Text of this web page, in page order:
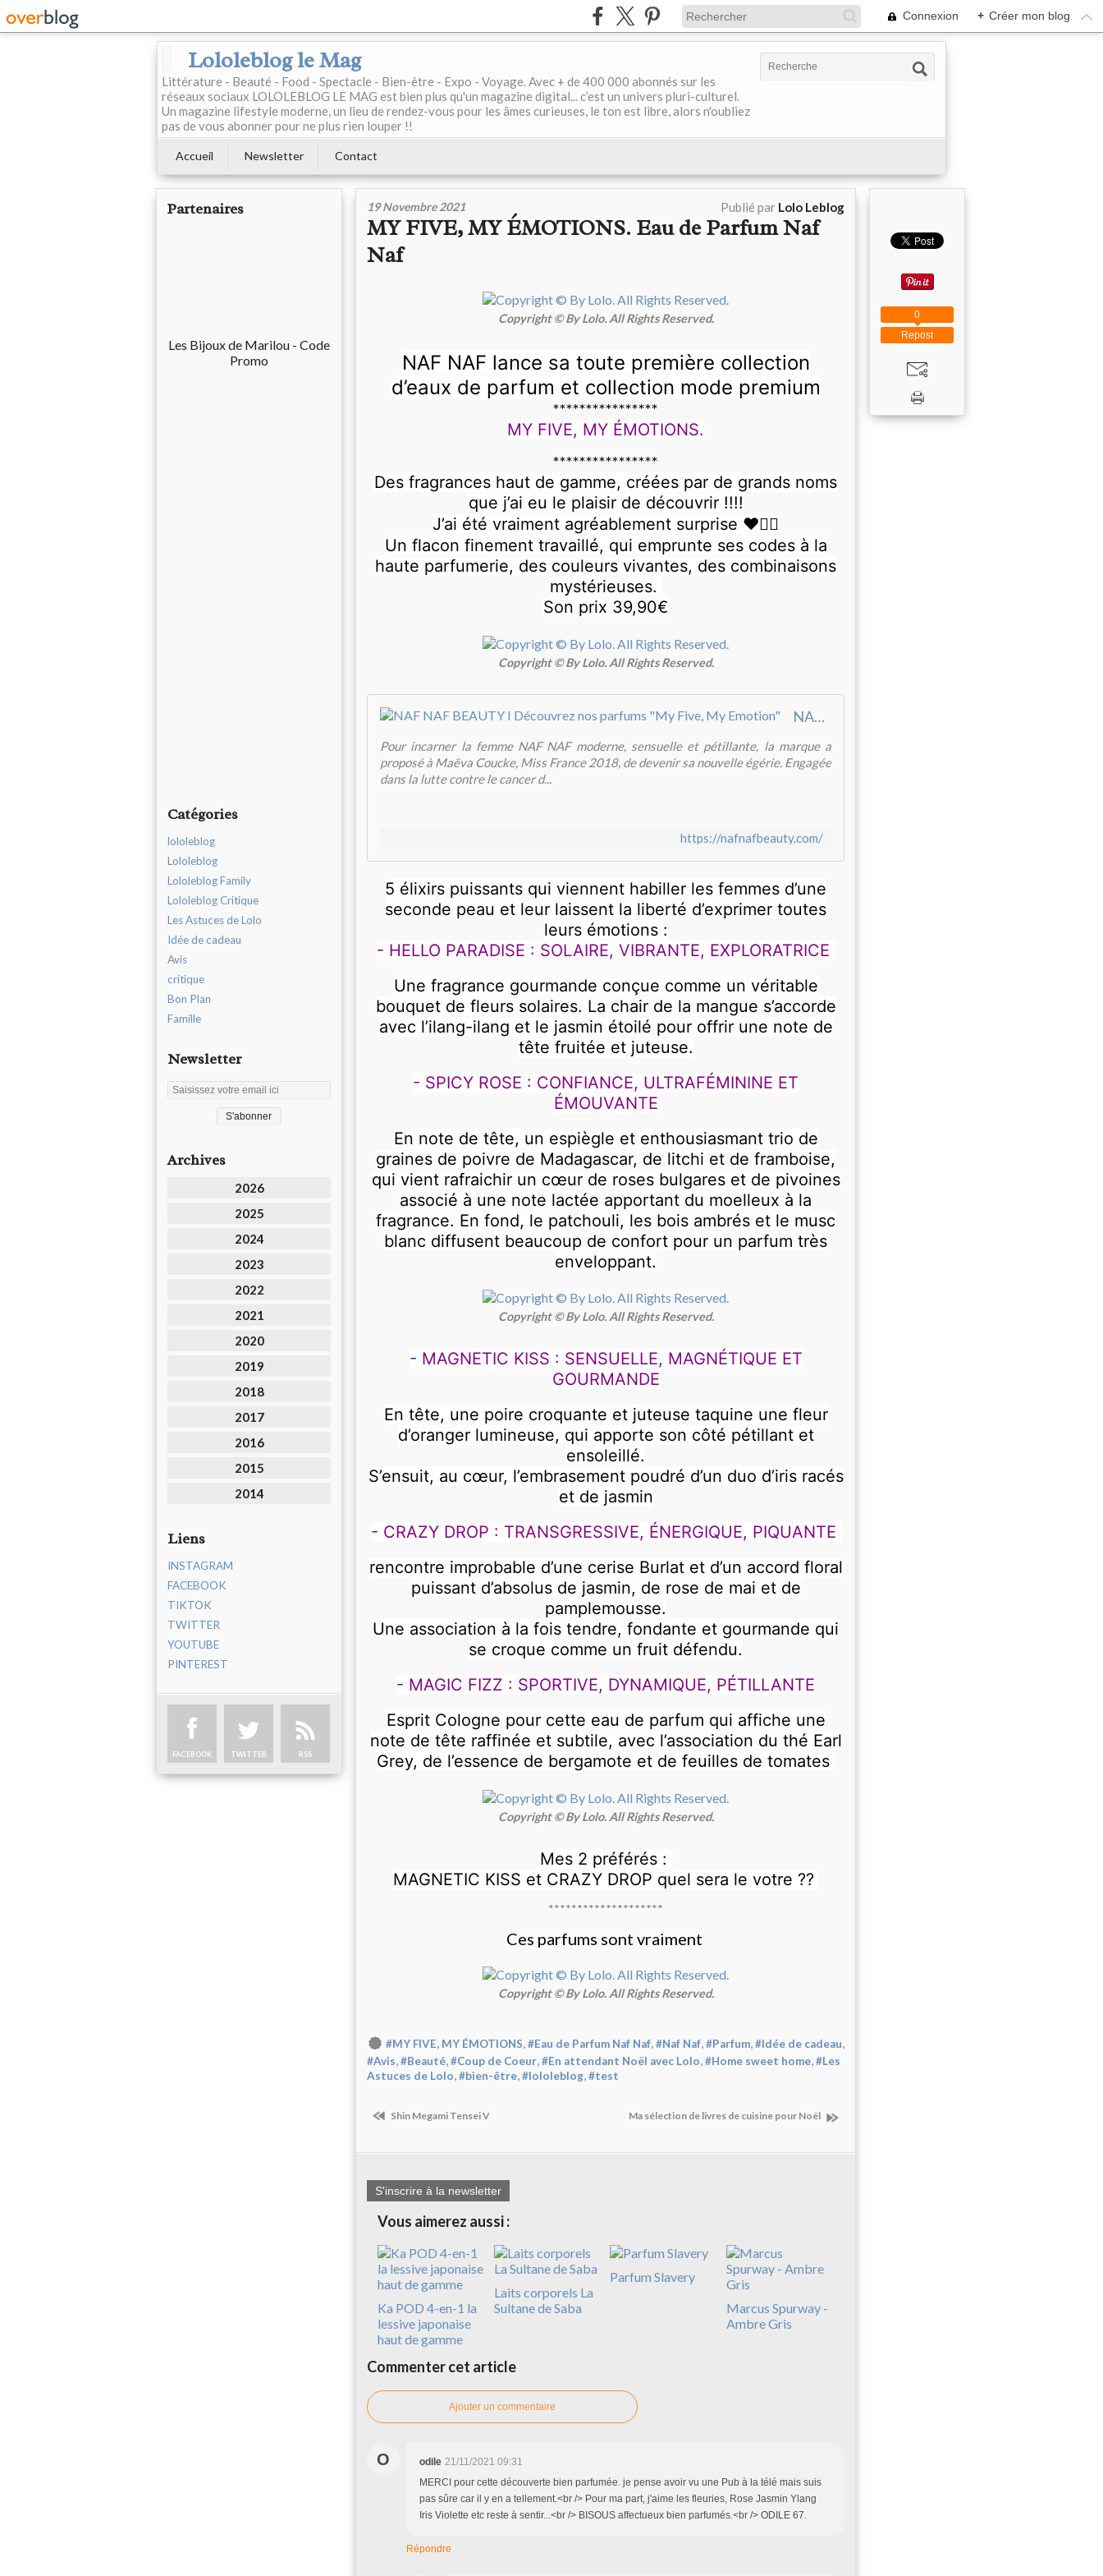
Connexion + Créer mon blog
Lololeblog le Mag
Littérature - Beauté - Food - Spectacle - Bien-être - Expo - Voyage. Avec + de 400 000 abonnés sur les
réseaux sociaux LOLOLEBLOG LE MAG est bien plus qu'un magazine digital... c’est un univers pluri-culturel.
Un magazine lifestyle moderne, un lieu de rendez-vous pour les âmes curieuses, le ton est libre, alors n'oubliez
pas de vous abonner pour ne plus rien louper !!
Accueil Newsletter Contact
Partenaires
Les Bijoux de Marilou - Code
Promo
Catégories
lololeblog
Lololeblog
Lololeblog Family
Lololeblog Critique
Les Astuces de Lolo
Idée de cadeau
Avis
critique
Bon Plan
Famille
Newsletter
Archives
2026
2025
2024
2023
2022
2021
2020
2019
2018
2017
2016
2015
2014
Liens
INSTAGRAM
FACEBOOK
TIKTOK
TWITTER
YOUTUBE
PINTEREST
FACEBOOK TWITTER RSS
19 Novembre 2021 Publié par Lolo Leblog
MY FIVE, MY ÉMOTIONS. Eau de Parfum Naf
Naf
Copyright © By Lolo. All Rights Reserved.
NAF NAF lance sa toute première collection
d’eaux de parfum et collection mode premium
****************
MY FIVE, MY ÉMOTIONS.
****************
Des fragrances haut de gamme, créées par de grands noms
que j’ai eu le plaisir de découvrir !!!!
J’ai été vraiment agréablement surprise ❤️👍🏻
Un flacon finement travaillé, qui emprunte ses codes à la
haute parfumerie, des couleurs vivantes, des combinaisons
mystérieuses.
Son prix 39,90€
Copyright © By Lolo. All Rights Reserved.
NAF NAF BEAUTY I Découvrez nos parfums "My Five, My Emotion"
Pour incarner la femme NAF NAF moderne, sensuelle et pétillante, la marque a
proposé à Maëva Coucke, Miss France 2018, de devenir sa nouvelle égérie. Engagée
dans la lutte contre le cancer d...
https://nafnafbeauty.com/
5 élixirs puissants qui viennent habiller les femmes d’une
seconde peau et leur laissent la liberté d’exprimer toutes
leurs émotions :
- HELLO PARADISE : SOLAIRE, VIBRANTE, EXPLORATRICE
Une fragrance gourmande conçue comme un véritable
bouquet de fleurs solaires. La chair de la mangue s’accorde
avec l’ilang-ilang et le jasmin étoilé pour offrir une note de
tête fruitée et juteuse.
- SPICY ROSE : CONFIANCE, ULTRAFÉMININE ET
ÉMOUVANTE
En note de tête, un espiègle et enthousiasmant trio de
graines de poivre de Madagascar, de litchi et de framboise,
qui vient rafraichir un cœur de roses bulgares et de pivoines
associé à une note lactée apportant du moelleux à la
fragrance. En fond, le patchouli, les bois ambrés et le musc
blanc diffusent beaucoup de confort pour un parfum très
enveloppant.
Copyright © By Lolo. All Rights Reserved.
- MAGNETIC KISS : SENSUELLE, MAGNÉTIQUE ET
GOURMANDE
En tête, une poire croquante et juteuse taquine une fleur
d’oranger lumineuse, qui apporte son côté pétillant et
ensoleillé.
S’ensuit, au cœur, l’embrasement poudré d’un duo d’iris racés
et de jasmin
- CRAZY DROP : TRANSGRESSIVE, ÉNERGIQUE, PIQUANTE
rencontre improbable d’une cerise Burlat et d’un accord floral
puissant d’absolus de jasmin, de rose de mai et de
pamplemousse.
Une association à la fois tendre, fondante et gourmande qui
se croque comme un fruit défendu.
- MAGIC FIZZ : SPORTIVE, DYNAMIQUE, PÉTILLANTE
Esprit Cologne pour cette eau de parfum qui affiche une
note de tête raffinée et subtile, avec l’association du thé Earl
Grey, de l’essence de bergamote et de feuilles de tomates
Copyright © By Lolo. All Rights Reserved.
Mes 2 préférés :
MAGNETIC KISS et CRAZY DROP quel sera le votre ??
********************
Ces parfums sont vraiment
Copyright © By Lolo. All Rights Reserved.
#MY FIVE, MY ÉMOTIONS,#Eau de Parfum Naf Naf,#Naf Naf,#Parfum,#Idée de cadeau,
#Avis,#Beauté,#Coup de Coeur,#En attendant Noël avec Lolo,#Home sweet home,#Les
Astuces de Lolo,#bien-être,#lololeblog,#test
Shin Megami Tensei V Ma sélection de livres de cuisine pour Noël
S'inscrire à la newsletter
Vous aimerez aussi :
Ka POD 4-en-1 la
lessive japonaise
haut de gamme
Laits corporels La
Sultane de Saba
Parfum Slavery
Marcus Spurway -
Ambre Gris
Commenter cet article
Ajouter un commentaire
O odile 21/11/2021 09:31
MERCI pour cette découverte bien parfumée. je pense avoir vu une Pub à la télé mais suis
pas sûre car il y en a tellement.<br /> Pour ma part, j'aime les fleuries, Rose Jasmin Ylang
Iris Violette etc reste à sentir...<br /> BISOUS affectueux bien parfumés.<br /> ODILE 67.
Répondre
Repost
0